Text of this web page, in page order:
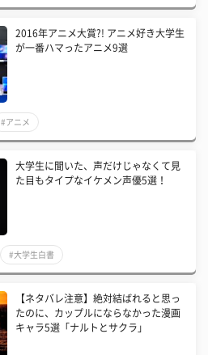
2016年アニメ大賞?! アニメ好き大学生
が一番ハマったアニメ9選
#アニメ
大学生に聞いた、声だけじゃなくて見
た目もタイプなイケメン声優5選！
#大学生白書
【ネタバレ注意】絶対結ばれると思っ
たのに、カップルにならなかった漫画
キャラ5選「ナルトとサクラ」